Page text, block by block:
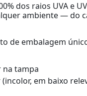
dos raios UVA e
ambiente — do
de embalagem
na tampa
(incolor, em baixo